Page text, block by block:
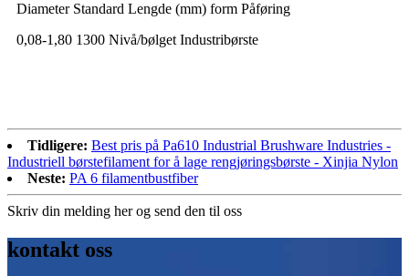
Diameter Standard Lengde (mm) form Påføring
0,08-1,80 1300 Nivå/bølget Industribørste
Tidligere: Best pris på Pa610 Industrial Brushware Industries -
Industriell børstefilament for å lage rengjøringsbørste - Xinjia Nylon
Neste: PA 6 filamentbustfiber
Skriv din melding her og send den til oss
kontakt oss